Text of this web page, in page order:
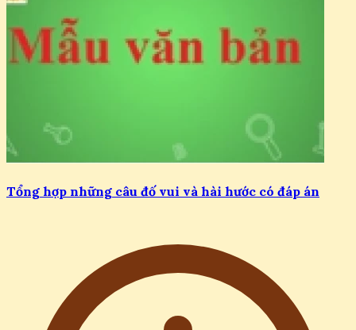
Tổng hợp những câu đố vui và hài hước có đáp án